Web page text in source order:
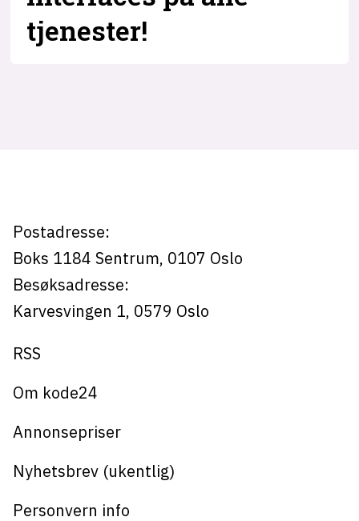
tjenester!
kode24
Postadresse:
Boks 1184 Sentrum, 0107 Oslo
Besøksadresse:
Karvesvingen 1, 0579 Oslo
RSS
Om kode24
Annonsepriser
Nyhetsbrev (ukentlig)
Personvern info